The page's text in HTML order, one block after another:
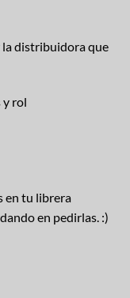
la distribuidora que
y rol
en tu librera
en pedirlas. :)